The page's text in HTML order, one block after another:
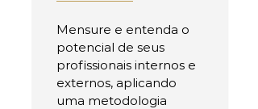
Mensure e entenda o
potencial de seus
profissionais internos e
externos, aplicando
uma metodologia